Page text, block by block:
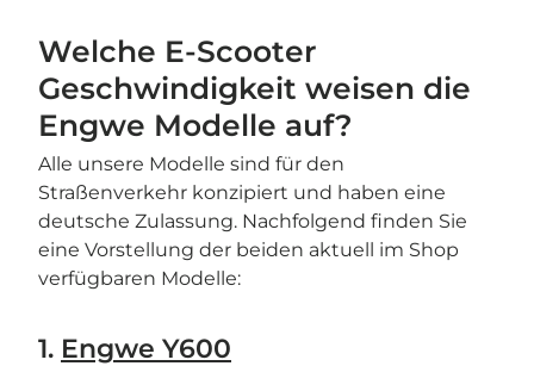
Welche E-Scooter
Geschwindigkeit weisen die
Engwe Modelle auf?
Alle unsere Modelle sind für den
Straßenverkehr konzipiert und haben eine
deutsche Zulassung. Nachfolgend finden Sie
eine Vorstellung der beiden aktuell im Shop
verfügbaren Modelle:
1. Engwe Y600